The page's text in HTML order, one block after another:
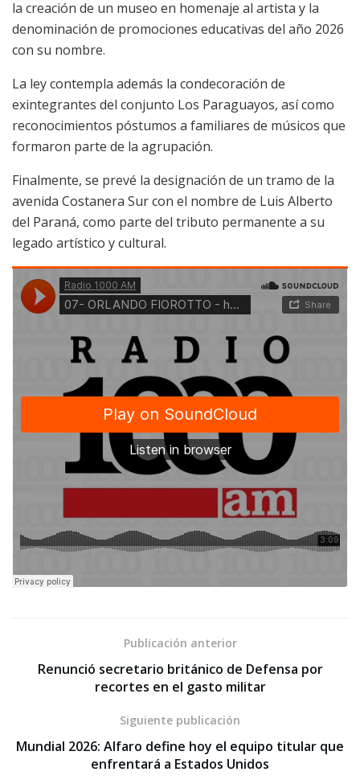
la creación de un museo en homenaje al artista y la
denominación de promociones educativas del año 2026
con su nombre.
La ley contempla además la condecoración de
exintegrantes del conjunto Los Paraguayos, así como
reconocimientos póstumos a familiares de músicos que
formaron parte de la agrupación.
Finalmente, se prevé la designación de un tramo de la
avenida Costanera Sur con el nombre de Luis Alberto
del Paraná, como parte del tributo permanente a su
legado artístico y cultural.
Publicación anterior
Renunció secretario británico de Defensa por
recortes en el gasto militar
Siguiente publicación
Mundial 2026: Alfaro define hoy el equipo titular que
enfrentará a Estados Unidos